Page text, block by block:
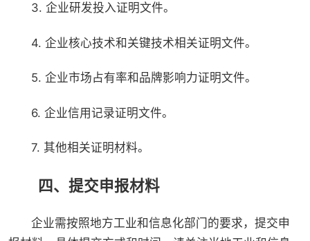
3. 企业研发投入证明文件。
4. 企业核心技术和关键技术相关证明文件。
5. 企业市场占有率和品牌影响力证明文件。
6. 企业信用记录证明文件。
7. 其他相关证明材料。
四、提交申报材料
企业需按照地方工业和信息化部门的要求，提交申